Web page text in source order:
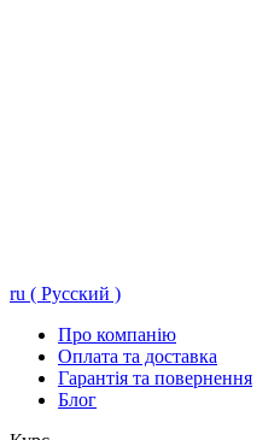
ru ( Русский )
Про компанію
Оплата та доставка
Гарантія та повернення
Блог